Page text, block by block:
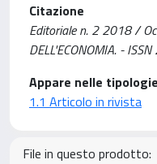
Citazione
Editoriale n. 2 2018 /
DELL'ECONOMIA. -
Appare nelle
1.1 Articolo in rivista
File in questo prodotto: